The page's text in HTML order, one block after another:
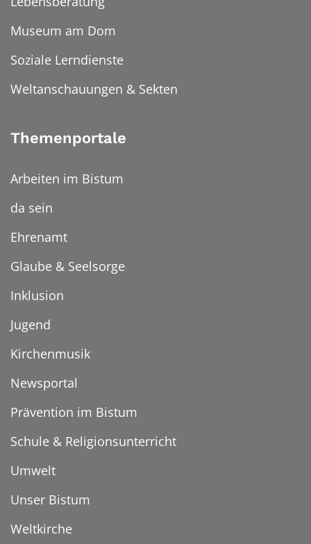
Museum am Dom
Soziale Lerndienste
Weltanschauungen & Sekten
Themenportale
Arbeiten im Bistum
da sein
Ehrenamt
Glaube & Seelsorge
Inklusion
Jugend
Kirchenmusik
Newsportal
Prävention im Bistum
Schule & Religionsunterricht
Umwelt
Unser Bistum
Weltkirche